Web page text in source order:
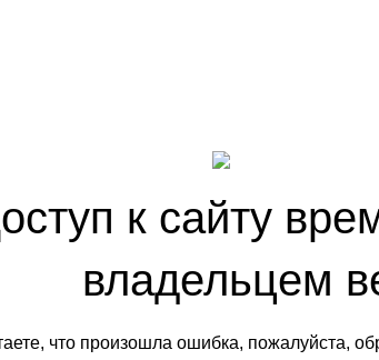
к сайту
владельцем
что произошла ошибка, пожалуйста,